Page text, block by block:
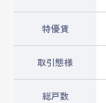
特優賃
取引態様
総戸数